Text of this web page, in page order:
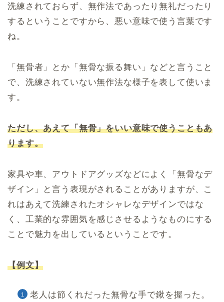
洗練されておらず、無作法であったり無礼だったり
するということですから、悪い意味で使う言葉です
ね。
「無骨者」とか「無骨な振る舞い」などと言うこと
で、洗練されていない無作法な様子を表して使いま
す。
ただし、あえて「無骨」をいい意味で使うこともあ
ります。
家具や車、アウトドアグッズなどによく「無骨なデ
ザイン」と言う表現がされることがありますが、こ
れはあえて洗練されたオシャレなデザインではな
く、工業的な雰囲気を感じさせるようなものにする
ことで魅力を出しているということです。
【例文】
老人は節くれだった無骨な手で鍬を握った。